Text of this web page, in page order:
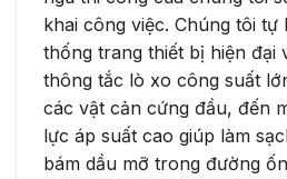
khai công việc. Chúng tôi tự
thống trang thiết bị hiện đại
thông tắc lò xo công suất
các vật cản cứng đầu, đến
lực áp suất cao giúp làm
bám dầu mỡ trong đường